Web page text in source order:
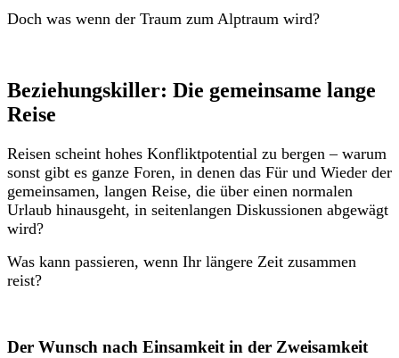
Doch was wenn der Traum zum Alptraum wird?
Beziehungskiller: Die gemeinsame lange
Reise
Reisen scheint hohes Konfliktpotential zu bergen – warum
sonst gibt es ganze Foren, in denen das Für und Wieder der
gemeinsamen, langen Reise, die über einen normalen
Urlaub hinausgeht, in seitenlangen Diskussionen abgewägt
wird?
Was kann passieren, wenn Ihr längere Zeit zusammen
reist?
Der Wunsch nach Einsamkeit in der Zweisamkeit